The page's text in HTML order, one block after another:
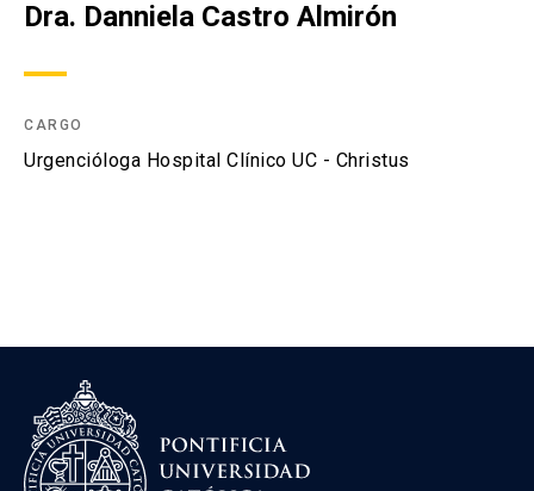
Ultrasonido Clínico
Recursos
Dra. Danniela Castro Almirón
CARGO
Urgencióloga Hospital Clínico UC - Christus